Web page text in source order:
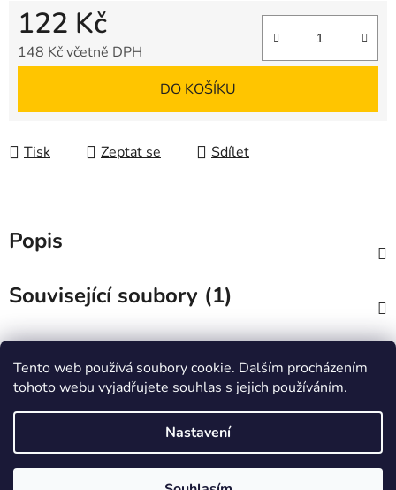
Tento web používá soubory cookie. Dalším procházením
tohoto webu vyjadřujete souhlas s jejich používáním.
Nastavení
122 Kč
148 Kč včetně DPH
DO KOŠÍKU
Tisk Zeptat se Sdílet
Popis
Související soubory (1)
Heureka.cz